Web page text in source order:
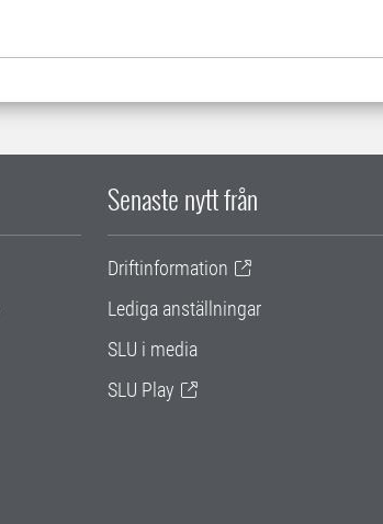
Senaste nytt från
Driftinformation
Lediga anställningar
SLU i media
SLU Play